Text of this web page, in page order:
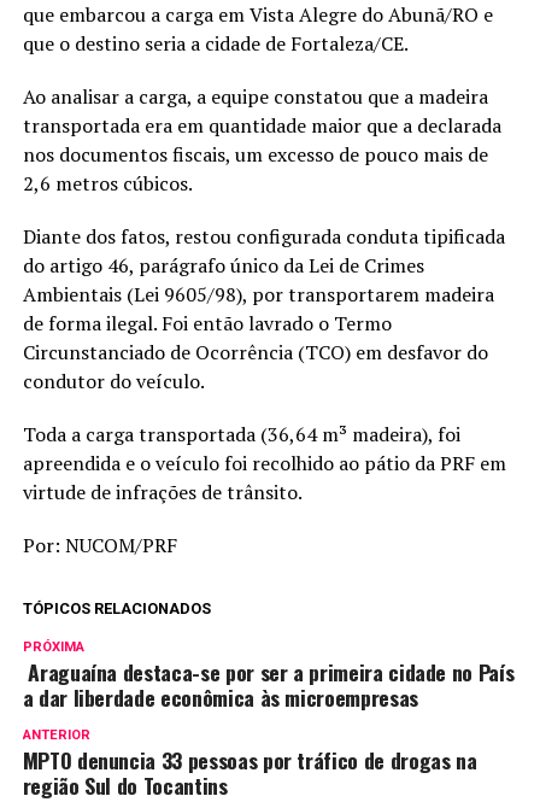
que embarcou a carga em Vista Alegre do Abunã/RO e
que o destino seria a cidade de Fortaleza/CE.
Ao analisar a carga, a equipe constatou que a madeira
transportada era em quantidade maior que a declarada
nos documentos fiscais, um excesso de pouco mais de
2,6 metros cúbicos.
Diante dos fatos, restou configurada conduta tipificada
do artigo 46, parágrafo único da Lei de Crimes
Ambientais (Lei 9605/98), por transportarem madeira
de forma ilegal. Foi então lavrado o Termo
Circunstanciado de Ocorrência (TCO) em desfavor do
condutor do veículo.
Toda a carga transportada (36,64 m³ madeira), foi
apreendida e o veículo foi recolhido ao pátio da PRF em
virtude de infrações de trânsito.
Por: NUCOM/PRF
TÓPICOS RELACIONADOS
PRÓXIMA
Araguaína destaca-se por ser a primeira cidade no País
a dar liberdade econômica às microempresas
ANTERIOR
MPTO denuncia 33 pessoas por tráfico de drogas na
região Sul do Tocantins